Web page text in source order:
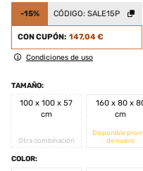
-15% CÓDIGO: SALE15P
CON CUPÓN: 147,04 €
Condiciones de uso
TAMAÑO:
100 x 100 x 57
cm
Otra combinación
160 x 80 x
cm
Disponible
de nuevo
COLOR: